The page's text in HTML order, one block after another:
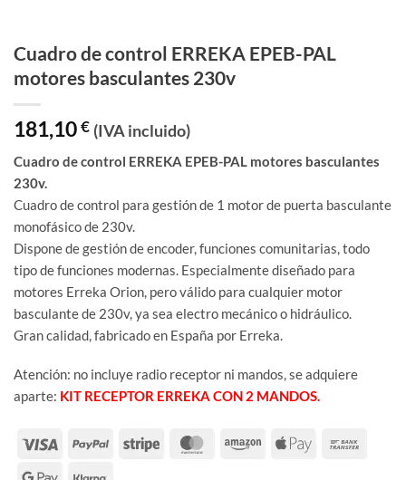
Cuadro de control ERREKA EPEB-PAL
motores basculantes 230v
181,10€ (IVA incluido)
Cuadro de control ERREKA EPEB-PAL motores basculantes
230v.
Cuadro de control para gestión de 1 motor de puerta basculante
monofásico de 230v.
Dispone de gestión de encoder, funciones comunitarias, todo
tipo de funciones modernas. Especialmente diseñado para
motores Erreka Orion, pero válido para cualquier motor
basculante de 230v, ya sea electro mecánico o hidráulico.
Gran calidad, fabricado en España por Erreka.
Atención: no incluye radio receptor ni mandos, se adquiere
aparte: KIT RECEPTOR ERREKA CON 2 MANDOS.